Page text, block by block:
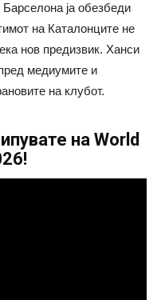
ја обезбеди
на Каталонците не
нов предизвик. Ханси
медиумите и
на клубот.
на World